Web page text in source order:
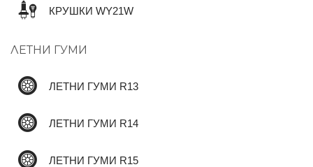
КРУШКИ WY21W
ЛЕТНИ ГУМИ
ЛЕТНИ ГУМИ R13
ЛЕТНИ ГУМИ R14
ЛЕТНИ ГУМИ R15